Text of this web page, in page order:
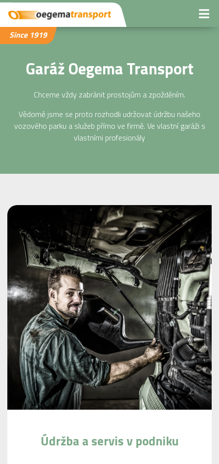
Since 1919
Garáž Oegema Transport
Chceme vždy zabránit prostojům a zpožděním.
Vědomě jsme se proto rozhodli udržovat údržbu našeho
vozového parku a služeb přímo ve firmě. Ve vlastní garáži s
vlastními profesionály
Údržba a servis v podniku